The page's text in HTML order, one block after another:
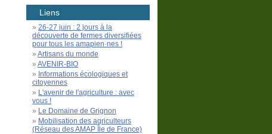
Liens
26-27 juin : 2 jours à la
découverte de fermes diversifiées
pour tous les amapien·nes !
Artisans du monde
AVENIR-BIO
Informations écologiques et
citoyennes
L'avenir de l'agriculture : avec
vous !
Le Domaine de Grignon
Mobilisation des agriculteurs
(Réseau des AMAP Île de France)